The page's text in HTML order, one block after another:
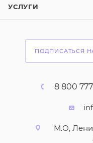
УСЛУГИ
ПОДПИСАТЬСЯ
8 800
М.О,